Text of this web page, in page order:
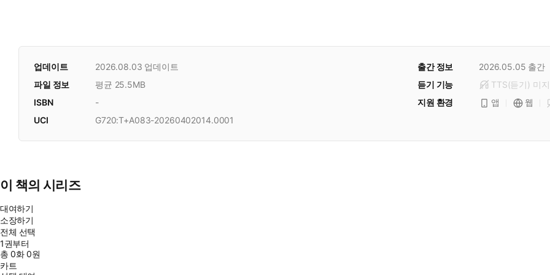
업데이트 2026.08.03 업데이트 출간 정보 2026.05.05 출간
듣기 기능
TTS(듣기) 미
파일 정보
평균 25.5MB
지원 환경
앱 웹
ISBN
-
UCI
G720:T+A083-20260402014.0001
이 책의 시리즈
대여하기
소장하기
전체 선택
1권부터
총0화0원
카트